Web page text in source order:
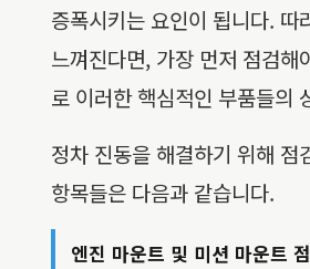
증폭시키는 요인이 됩니다. 따
느껴진다면, 가장 먼저 점검해
로 이러한 핵심적인 부품들의
정차 진동을 해결하기 위해 점
항목들은 다음과 같습니다.
엔진 마운트 및 미션 마운트